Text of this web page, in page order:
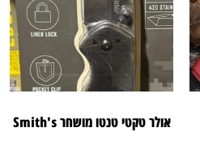
אולר טקטי טנטו מושחר Smith's